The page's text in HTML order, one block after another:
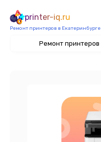
printer-iq.ru
Ремонт принтеров в Екатеринбурге
Ремонт принтеров